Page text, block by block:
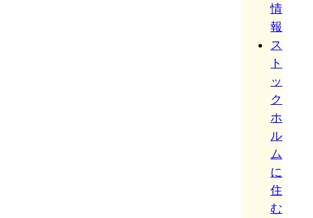
情
報
ス
ト
ッ
ク
ホ
ル
ム
に
住
む